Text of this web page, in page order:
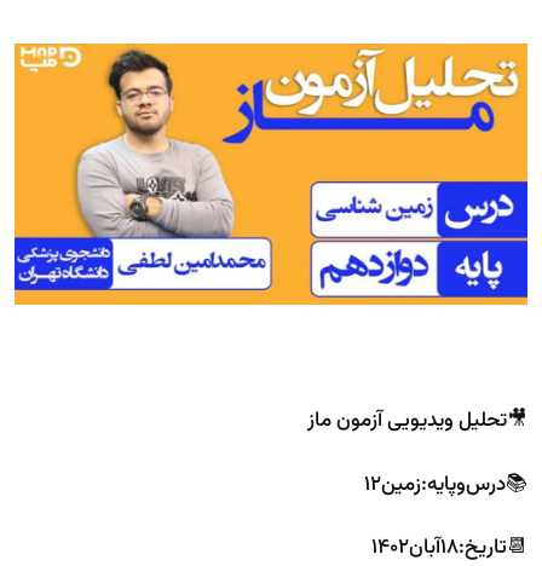
🎥تحلیل ویدیویی آزمون ماز
📚درس‌و‌پایه:زمین۱۲
📆تاریخ:۱۸آبان۱۴۰۲